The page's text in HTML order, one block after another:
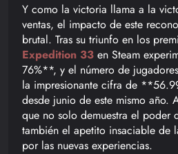
Y como la victoria llama a la
ventas, el impacto de este
brutal. Tras su triunfo en los
Expedition 33 en Steam
76%**, y el número de
la impresionante cifra de
desde junio de este mismo año.
que no solo demuestra el poder
también el apetito insaciable de
por las nuevas experiencias.